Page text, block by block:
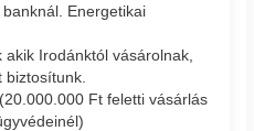
Energetikai
Irodánktól vásárolnak,
Ft feletti vásárlás